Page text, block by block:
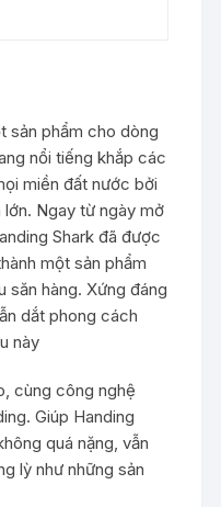
sản phẩm cho dòng
nổi tiếng khắp các
miền đất nước bởi
Ngay từ ngày mở
Shark đã được
một sản phẩm
săn hàng. Xứng đáng
dắt phong cách
này
cùng công nghệ
Giúp Handing
quá nặng, vẫn
lỳ như những sản